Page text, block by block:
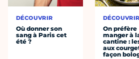
DÉCOUVRIR
Où donner son
sang à Paris cet
été ?
DÉCOUVRIR
On préfère
manger à
cantine :
aux
façon